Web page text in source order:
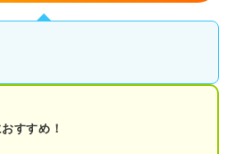
すすめ！